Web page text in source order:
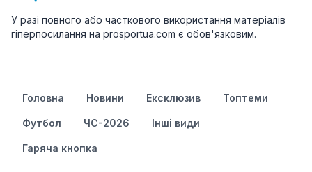
У разі повного або часткового використання матеріалів
гіперпосилання на prosportua.com є обов'язковим.
Головна Новини Ексклюзив Топтеми
Футбол ЧС-2026 Інші види
Гаряча кнопка